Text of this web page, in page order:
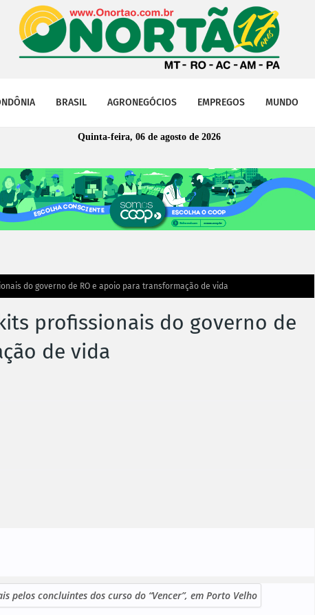
BRASIL AGRONEGÓCIOS EMPREGOS MUNDO
Quinta-feira, 06 de agosto de 2026
do governo de RO e apoio para transformação de vida
profissionais do governo de
de vida
concluintes dos curso do “Vencer”, em Porto Velho